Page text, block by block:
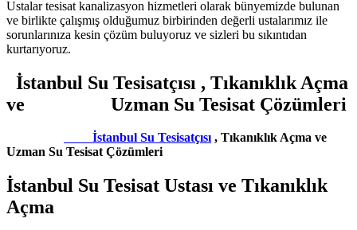
Ustalar tesisat kanalizasyon hizmetleri olarak bünyemizde bulunan
ve birlikte çalışmış olduğumuz birbirinden değerli ustalarımız ile
sorunlarınıza kesin çözüm buluyoruz ve sizleri bu sıkıntıdan
kurtarıyoruz.
İstanbul Su Tesisatçısı , Tıkanıklık Açma
ve Uzman Su Tesisat Çözümleri
İstanbul Su Tesisatçısı, Tıkanıklık Açma ve
Uzman Su Tesisat Çözümleri
İstanbul Su Tesisat Ustası ve Tıkanıklık
Açma